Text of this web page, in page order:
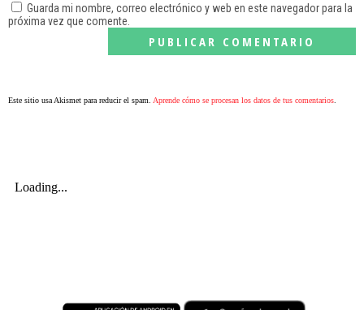
Guarda mi nombre, correo electrónico y web en este navegador para la
próxima vez que comente.
Este sitio usa Akismet para reducir el spam. Aprende cómo se procesan los datos de tus comentarios